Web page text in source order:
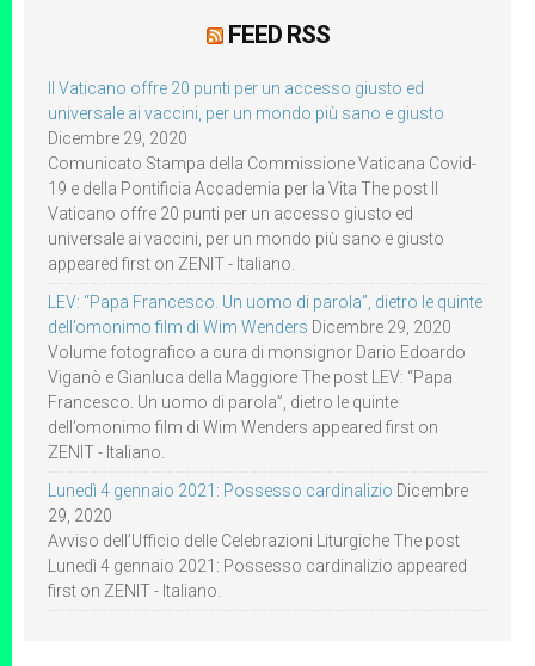
FEED RSS
Il Vaticano offre 20 punti per un accesso giusto ed
universale ai vaccini, per un mondo più sano e giusto
Dicembre 29, 2020
Comunicato Stampa della Commissione Vaticana Covid-
19 e della Pontificia Accademia per la Vita The post Il
Vaticano offre 20 punti per un accesso giusto ed
universale ai vaccini, per un mondo più sano e giusto
appeared first on ZENIT - Italiano.
LEV: “Papa Francesco. Un uomo di parola”, dietro le quinte
dell’omonimo film di Wim Wenders Dicembre 29, 2020
Volume fotografico a cura di monsignor Dario Edoardo
Viganò e Gianluca della Maggiore The post LEV: “Papa
Francesco. Un uomo di parola”, dietro le quinte
dell’omonimo film di Wim Wenders appeared first on
ZENIT - Italiano.
Lunedì 4 gennaio 2021: Possesso cardinalizio Dicembre
29, 2020
Avviso dell’Ufficio delle Celebrazioni Liturgiche The post
Lunedì 4 gennaio 2021: Possesso cardinalizio appeared
first on ZENIT - Italiano.